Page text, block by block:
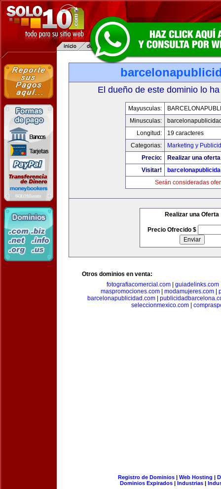
El dueño de este dominio lo
Mayusculas:
Minusculas:
Longitud:
19 caracteres
Categorias:
Marketing y
Precio:
Realizar una
Visitar!
Serán consideradas
Realizar una Oferta
Precio Ofrecido $
Otros dominios en venta:
fotografiacomercial.com
guiadelinks.com
maspromociones.com
modamujeres.com
barcelonapublicidad.com|
seleccionmexico.com
Registro de Dominios| Web Hosting |
Dominios Expirados | Industrias |